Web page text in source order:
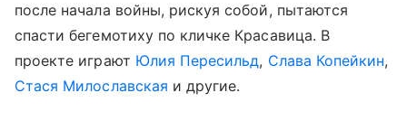
после начала войны, рискуя собой, пытаются
спасти бегемотиху по кличке Красавица. В
проекте играют Юлия Пересильд, Слава Копейкин,
Стася Милославская и другие.